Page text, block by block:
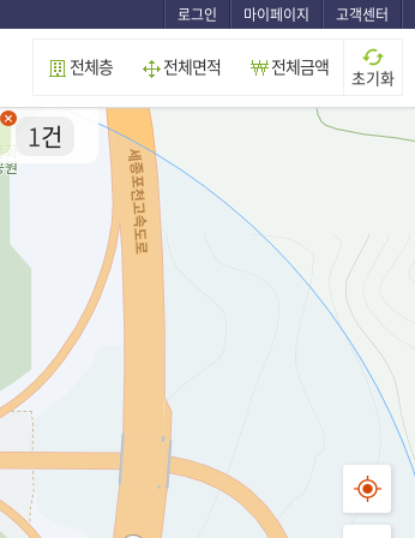
로그인 마이페이지 고객센터
전체층 전체면적 전체금액 초기화
1건